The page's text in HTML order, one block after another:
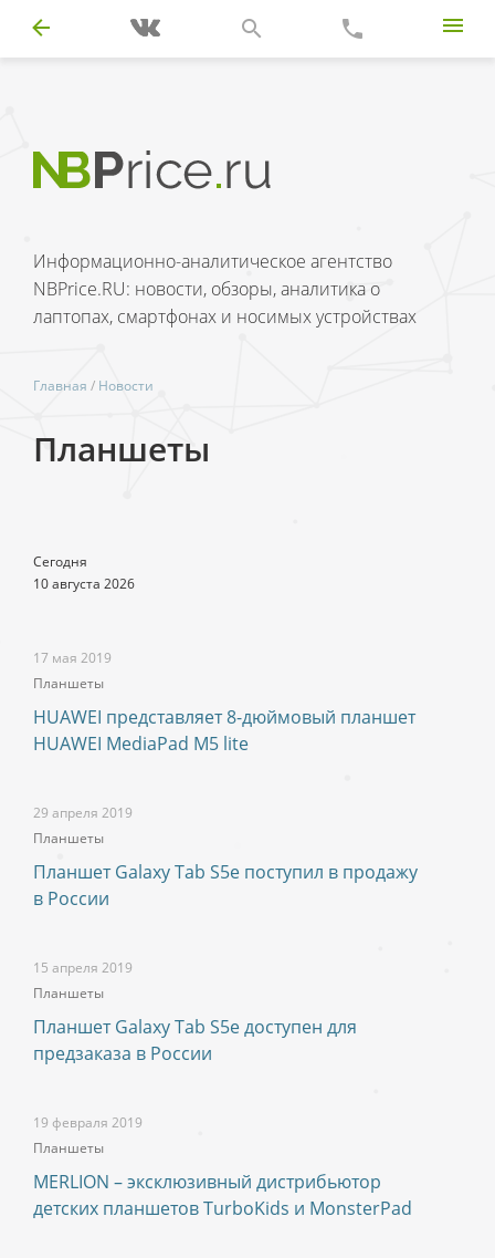
Информационно-аналитическое агентство
NBPrice.RU: новости, обзоры, аналитика о
лаптопах, смартфонах и носимых устройствах
Главная / Новости
Планшеты
Сегодня
10 августа 2026
17 мая 2019
Планшеты
HUAWEI представляет 8-дюймовый планшет
HUAWEI MediaPad M5 lite
29 апреля 2019
Планшеты
Планшет Galaxy Tab S5e поступил в продажу
в России
15 апреля 2019
Планшеты
Планшет Galaxy Tab S5e доступен для
предзаказа в России
19 февраля 2019
Планшеты
MERLION – эксклюзивный дистрибьютор
детских планшетов TurboKids и MonsterPad